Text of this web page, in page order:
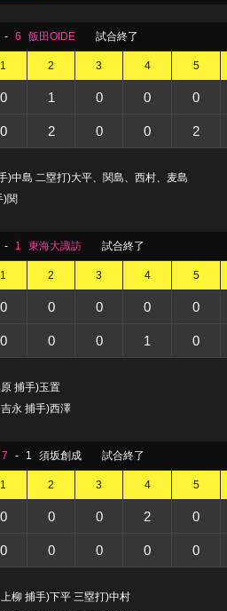
- 6 飯田OIDE 試合終了
1 2 3 4 5
0 1 0 0 0
0 2 0 0 2
)中島 二塁打)大平、関島、西村、麦島
)関
- 1 東海大諏訪 試合終了
1 2 3 4 5
0 0 0 0 0
0 0 0 1 0
捕手)玉置
永 捕手)西澤
7 - 1 須坂創成 試合終了
1 2 3 4 5
0 0 0 2 0
0 0 0 0 0
柳 捕手)下平 三塁打)中村